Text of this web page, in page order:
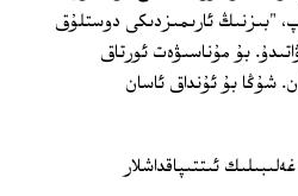
"بىزنىڭ ئارىمىزدىكى دوستلۇق
بۇ مۇناسىۋەت ئورتاق
شۇڭا بۇ ئۇنداق ئاسان
ئىتتىپاقداشلار